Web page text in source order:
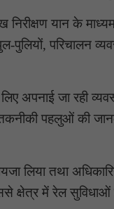
यान के
पुलियों, परिचालन
अपनाई जा रही
पहलुओं की
लिया तथा
क्षेत्र में रेल